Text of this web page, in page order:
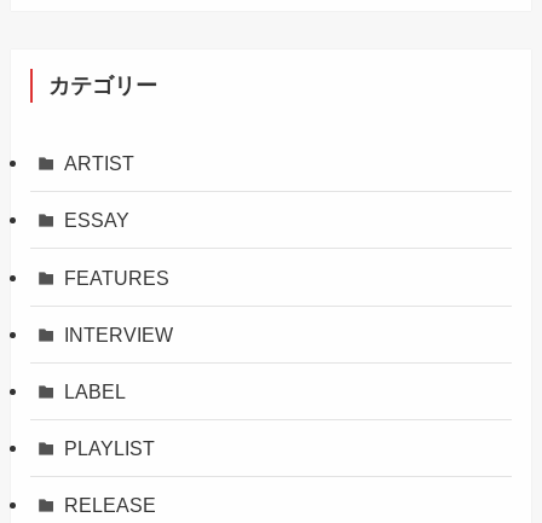
カテゴリー
ARTIST
ESSAY
FEATURES
INTERVIEW
LABEL
PLAYLIST
RELEASE